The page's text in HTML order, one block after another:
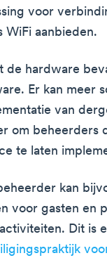
voor
WiFi aanbieden.
de hardware
Er kan meer
van
om beheerders
te laten
kan
voor gasten en
Dit is